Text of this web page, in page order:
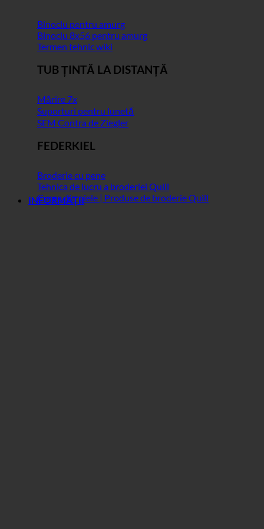
Binoclu pentru amurg
Binoclu 8x56 pentru amurg
Termen tehnic wiki
TUB ȚINTĂ LA DISTANȚĂ
Mărire 7x
Suporturi pentru lunetă
SEM Contra de Ziegler
FEDERKIEL
Broderie cu pene
Tehnica de lucru a broderiei Quill
Curea din piele | Produse de broderie Quill
INFORMAȚII